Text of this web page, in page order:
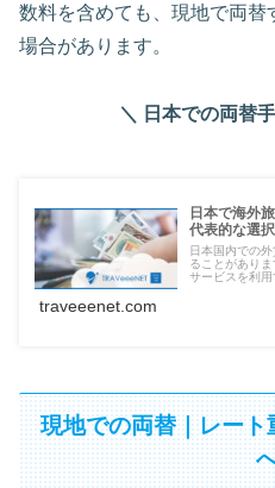
数料を含めても、現地で両
場合があります。
＼ 日本での両替
日本で海外
代表的な選
日本国内での
ることがあり
サービスを利用
traveeenet.com
現地での両替｜レー